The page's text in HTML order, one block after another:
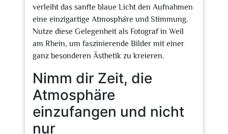
verleiht das sanfte blaue Licht den Aufnahmen
eine einzigartige Atmosphäre und Stimmung.
Nutze diese Gelegenheit als Fotograf in Weil
am Rhein, um faszinierende Bilder mit einer
ganz besonderen Ästhetik zu kreieren.
Nimm dir Zeit, die
Atmosphäre
einzufangen und nicht
nur